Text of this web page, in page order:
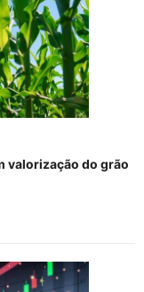
valorização do grão